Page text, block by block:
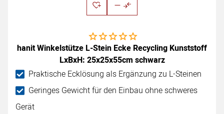
Noch keine Bewertungen abgegeben
hanit Winkelstütze L-Stein Ecke Recycling Kunststoff
LxBxH: 25x25x55cm schwarz
Praktische Ecklösung als Ergänzung zu L-Steinen
Geringes Gewicht für den Einbau ohne schweres
Gerät